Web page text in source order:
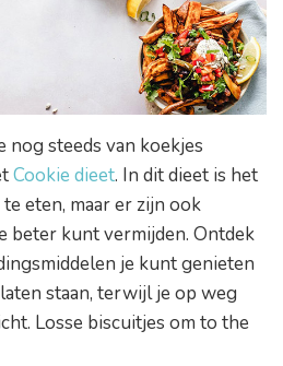
steeds van koekjes
Cookie dieet. In dit dieet is het
eten, maar er zijn ook
beter kunt vermijden. Ontdek
je kunt genieten
staan, terwijl je op weg
Losse biscuitjes om to the